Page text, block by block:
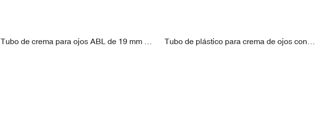
Tubo de crema para ojos ABL de 19 mm |
Tubo de plástico para crema de ojos con